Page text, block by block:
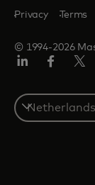
© 1994-2026
Privacy Terms
Select
a
country